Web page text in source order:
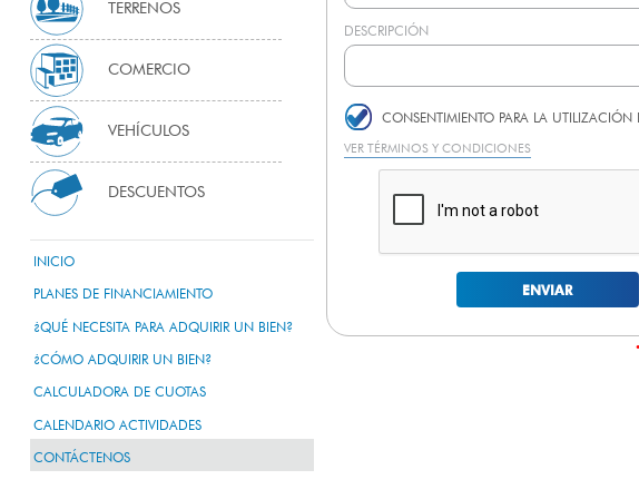
DESCRIPCIÓN
CONSENTIMIENTO PARA LA UTILIZACIÓN
VER TÉRMINOS Y CONDICIONES
INICIO
PLANES DE FINANCIAMIENTO
¿QUÉ NECESITA PARA ADQUIRIR UN BIEN?
¿CÓMO ADQUIRIR UN BIEN?
CALCULADORA DE CUOTAS
CALENDARIO ACTIVIDADES
CONTÁCTENOS
TERRENOS
COMERCIO
VEHÍCULOS
DESCUENTOS